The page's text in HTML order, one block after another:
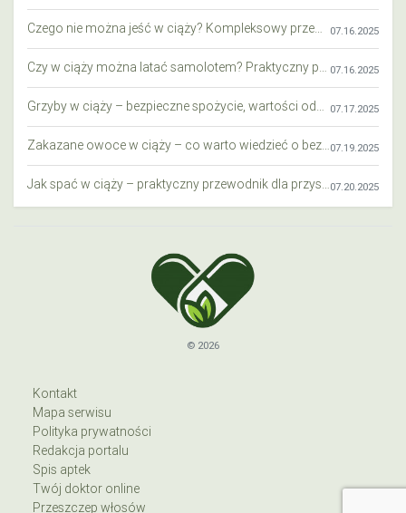
Czego nie można jeść w ciąży? Kompleksowy przewodnik dla przyszłych mam 07.16.2025
Czy w ciąży można latać samolotem? Praktyczny przewodnik dla przyszłych mam 07.16.2025
Grzyby w ciąży – bezpieczne spożycie, wartości odżywcze i zagrożenia 07.17.2025
Zakazane owoce w ciąży – co warto wiedzieć o bezpieczeństwie diety przyszłej mamy?07.19.2025
Jak spać w ciąży – praktyczny przewodnik dla przyszłych mam07.20.2025
© 2026
Kontakt
Mapa serwisu
Polityka prywatności
Redakcja portalu
Spis aptek
Twój doktor online
Przeszczep włosów